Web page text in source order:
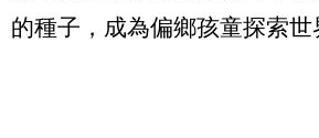
的種子，成為偏鄉孩童探索世